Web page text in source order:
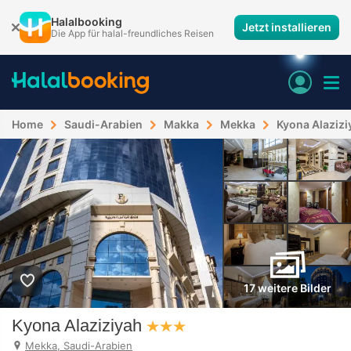
Halalbooking
Die App für halal-freundliches Reisen Jetzt installieren
Home Saudi-Arabien Makka Mekka Kyona
17 weitere Bilder
Kyona Alaziziyah
Mekka, Saudi-Arabien